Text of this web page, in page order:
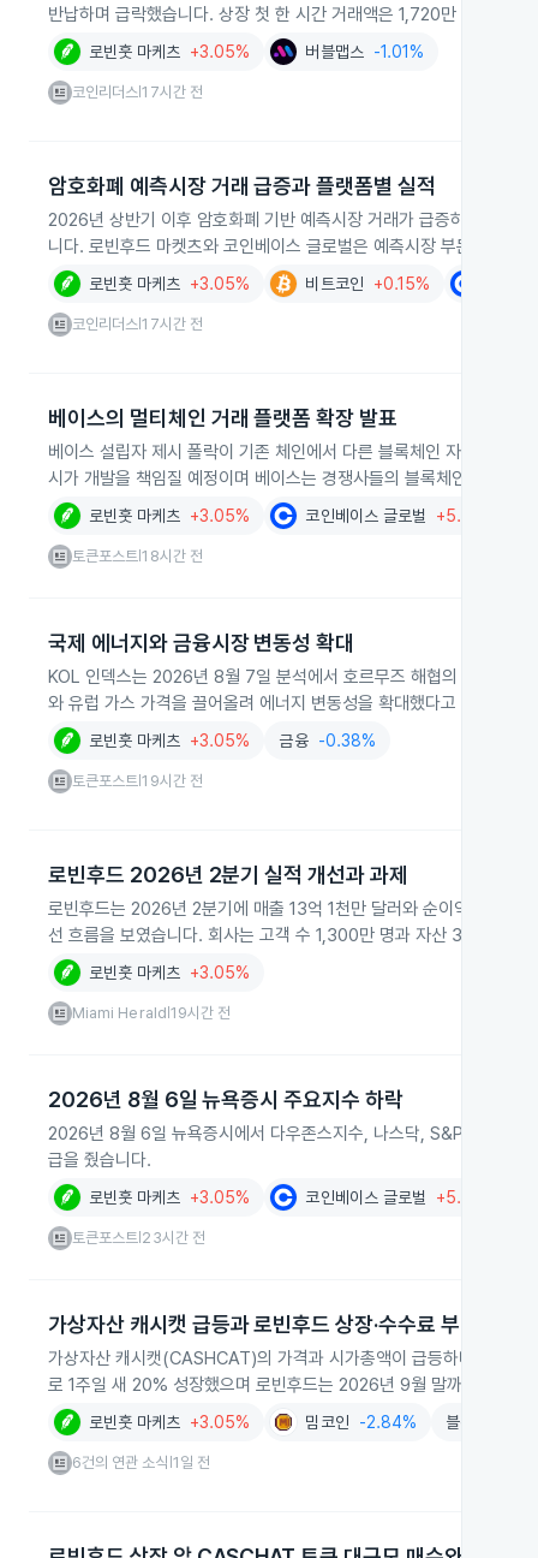
반납하며 급락했습니다. 상장 첫 한 시간 거래액은 1,720만 달러였
로빈훗 마케츠 +3.05% 버블맵스 -1.01%
코인리더스 |17시간 전
암호화폐 예측시장 거래 급증과 플랫폼별 실적
2026년 상반기 이후 암호화폐 기반 예측시장 거래가 급증하면서 칼
니다. 로빈후드 마켓츠와 코인베이스 글로벌은 예측시장 부문에서 기
로빈훗 마케츠 +3.05% 비트코인 +0.15%
코인리더스 |17시간 전
베이스의 멀티체인 거래 플랫폼 확장 발표
베이스 설립자 제시 폴락이 기존 체인에서 다른 블록체인 자산과 기
시가 개발을 책임질 예정이며 베이스는 경쟁사들의 블록체인 진출을
로빈훗 마케츠 +3.05% 코인베이스 글로벌 +5.74%
토큰포스트 |18시간 전
국제 에너지와 금융시장 변동성 확대
KOL 인덱스는 2026년 8월 7일 분석에서 호르무즈 해협의 임시 통로
와 유럽 가스 가격을 끌어올려 에너지 변동성을 확대했다고 밝혔습니
로빈훗 마케츠 +3.05% 금융 -0.38%
토큰포스트 |19시간 전
로빈후드 2026년 2분기 실적 개선과 과제
로빈후드는 2026년 2분기에 매출 13억 1천만 달러와 순이익 5억 7
선 흐름을 보였습니다. 회사는 고객 수 1,300만 명과 자산 3,690억
로빈훗 마케츠 +3.05%
Miami Herald 19시간 전
2026년 8월 6일 뉴욕증시 주요지수 하락
2026년 8월 6일 뉴욕증시에서 다우존스지수, 나스닥, S&P 500이
급을 줬습니다.
로빈훗 마케츠 +3.05% 코인베이스 글로벌 +5.74%
토큰포스트 23시간 전
가상자산 캐시캣 급등과 로빈후드 상장·수수료 부담
가상자산 캐시캣(CASHCAT)의 가격과 시가총액이 급등하며 변동
로 1주일 새 20% 성장했으며 로빈후드는 2026년 9월 말까지 가스
로빈훗 마케츠 +3.05% 밈코인 -2.84% 블록체인
6건의 연관 소식 1일 전